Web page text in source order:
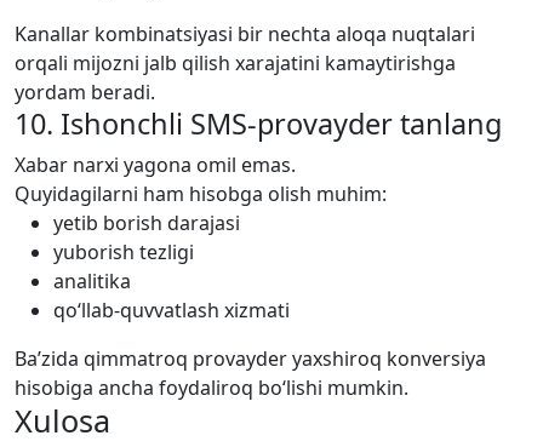
Kanallar kombinatsiyasi bir nechta aloqa nuqtalari
orqali mijozni jalb qilish xarajatini kamaytirishga
yordam beradi.
10. Ishonchli SMS-provayder tanlang
Xabar narxi yagona omil emas.
Quyidagilarni ham hisobga olish muhim:
yetib borish darajasi
yuborish tezligi
analitika
qo‘llab-quvvatlash xizmati
Ba’zida qimmatroq provayder yaxshiroq konversiya
hisobiga ancha foydaliroq bo‘lishi mumkin.
Xulosa